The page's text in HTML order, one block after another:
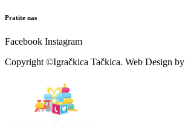
Pratite nas
Facebook Instagram
Copyright ©Igračkica Tačkica. Web Design by